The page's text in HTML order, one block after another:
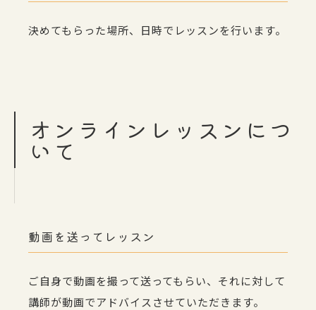
決めてもらった場所、日時でレッスンを行います。
オンラインレッスンにつ
いて
動画を送ってレッスン
ご自身で動画を撮って送ってもらい、それに対して
講師が動画でアドバイスさせていただきます。